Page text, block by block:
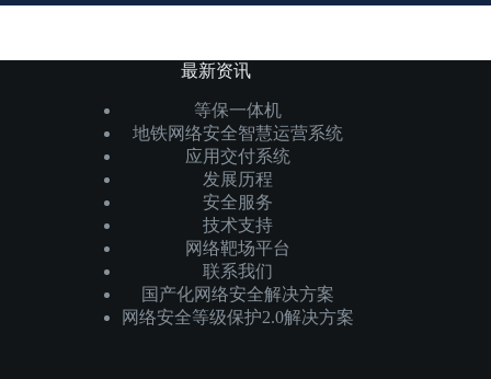
最新资讯
等保一体机
地铁网络安全智慧运营系统
应用交付系统
发展历程
安全服务
技术支持
网络靶场平台
联系我们
国产化网络安全解决方案
网络安全等级保护2.0解决方案